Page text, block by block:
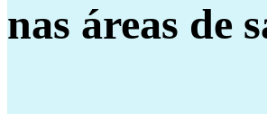
nas áreas de